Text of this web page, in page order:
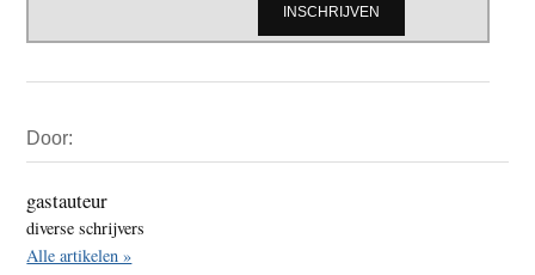
Sidebar
Door:
gastauteur
diverse schrijvers
Alle artikelen »